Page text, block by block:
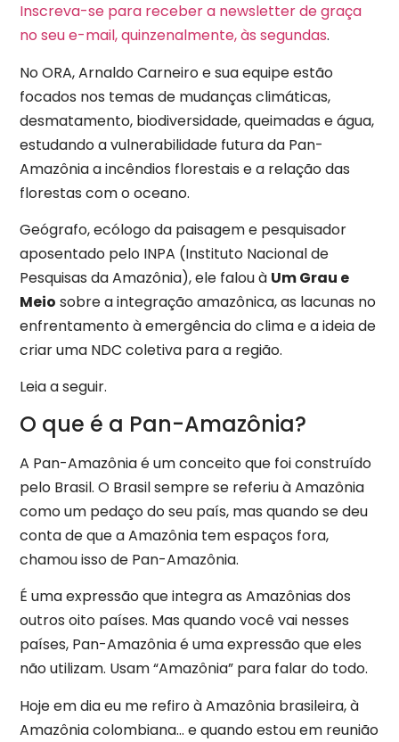
Inscreva-se para receber a newsletter de graça
no seu e-mail, quinzenalmente, às segundas.
No ORA, Arnaldo Carneiro e sua equipe estão
focados nos temas de mudanças climáticas,
desmatamento, biodiversidade, queimadas e água,
estudando a vulnerabilidade futura da Pan-
Amazônia a incêndios florestais e a relação das
florestas com o oceano.
Geógrafo, ecólogo da paisagem e pesquisador
aposentado pelo INPA (Instituto Nacional de
Pesquisas da Amazônia), ele falou à Um Grau e
Meio sobre a integração amazônica, as lacunas no
enfrentamento à emergência do clima e a ideia de
criar uma NDC coletiva para a região.
Leia a seguir.
O que é a Pan-Amazônia?
A Pan-Amazônia é um conceito que foi construído
pelo Brasil. O Brasil sempre se referiu à Amazônia
como um pedaço do seu país, mas quando se deu
conta de que a Amazônia tem espaços fora,
chamou isso de Pan-Amazônia.
É uma expressão que integra as Amazônias dos
outros oito países. Mas quando você vai nesses
países, Pan-Amazônia é uma expressão que eles
não utilizam. Usam “Amazônia” para falar do todo.
Hoje em dia eu me refiro à Amazônia brasileira, à
Amazônia colombiana… e quando estou em reunião